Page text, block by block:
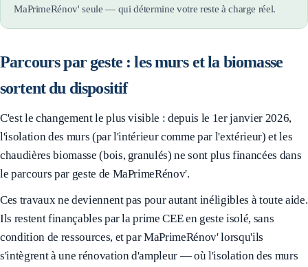
MaPrimeRénov' seule — qui détermine votre reste à charge réel.
Parcours par geste : les murs et la biomasse
sortent du dispositif
C'est le changement le plus visible : depuis le 1er janvier 2026,
l'isolation des murs (par l'intérieur comme par l'extérieur) et les
chaudières biomasse (bois, granulés) ne sont plus financées dans
le parcours par geste de MaPrimeRénov'.
Ces travaux ne deviennent pas pour autant inéligibles à toute aide.
Ils restent finançables par la prime CEE en geste isolé, sans
condition de ressources, et par MaPrimeRénov' lorsqu'ils
s'intègrent à une rénovation d'ampleur — où l'isolation des murs